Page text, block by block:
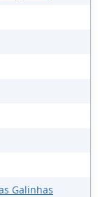
Galinhas